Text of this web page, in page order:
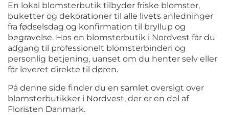
En lokal blomsterbutik tilbyder friske blomster,
buketter og dekorationer til alle livets anledninger
fra fødselsdag og konfirmation til bryllup og
begravelse. Hos en blomsterbutik i Nordvest får du
adgang til professionelt blomsterbinderi og
personlig betjening, uanset om du henter selv eller
får leveret direkte til døren.
På denne side finder du en samlet oversigt over
blomsterbutikker i Nordvest, der er en del af
Floristen Danmark.